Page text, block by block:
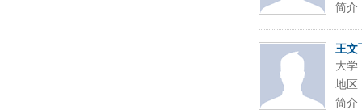
简介
王文
大学
地区
简介